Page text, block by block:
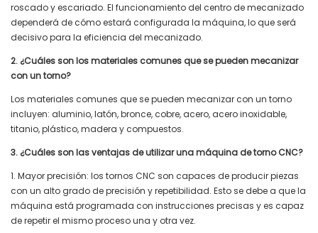
roscado y escariado. El funcionamiento del centro de mecanizado
dependerá de cómo estará configurada la máquina, lo que será
decisivo para la eficiencia del mecanizado.
2. ¿Cuáles son los materiales comunes que se pueden mecanizar
con un torno?
Los materiales comunes que se pueden mecanizar con un torno
incluyen: aluminio, latón, bronce, cobre, acero, acero inoxidable,
titanio, plástico, madera y compuestos.
3. ¿Cuáles son las ventajas de utilizar una máquina de torno CNC?
1. Mayor precisión: los tornos CNC son capaces de producir piezas
con un alto grado de precisión y repetibilidad. Esto se debe a que la
máquina está programada con instrucciones precisas y es capaz
de repetir el mismo proceso una y otra vez.